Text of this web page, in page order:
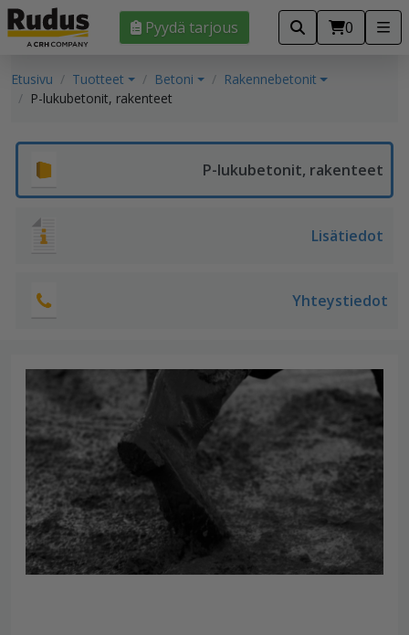
Pyydä tarjous 0
Etusivu Tuotteet Betoni
Rakennebetonit
P-lukubetonit, rakenteet
P-lukubetonit, rakenteet
Lisätiedot
Yhteystiedot